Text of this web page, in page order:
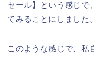
セール】という感じで
てみることにしました。
このような感じで、私